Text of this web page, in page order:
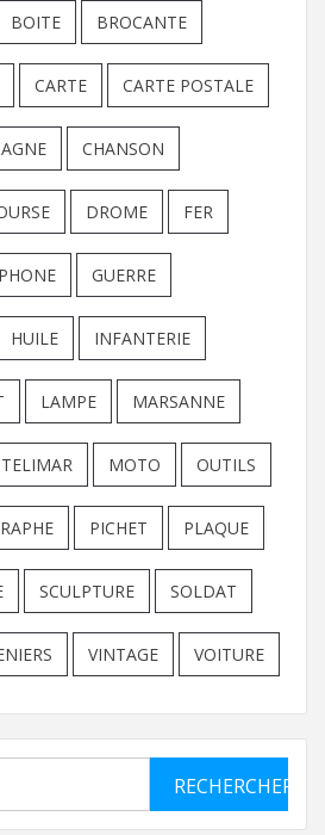
BOITE BROCANTE
CARTE CARTE POSTALE
CHANSON
DROME FER
GUERRE
HUILE INFANTERIE
LAMPE MARSANNE
MOTO OUTILS
PICHET PLAQUE
SCULPTURE SOLDAT
VINTAGE VOITURE